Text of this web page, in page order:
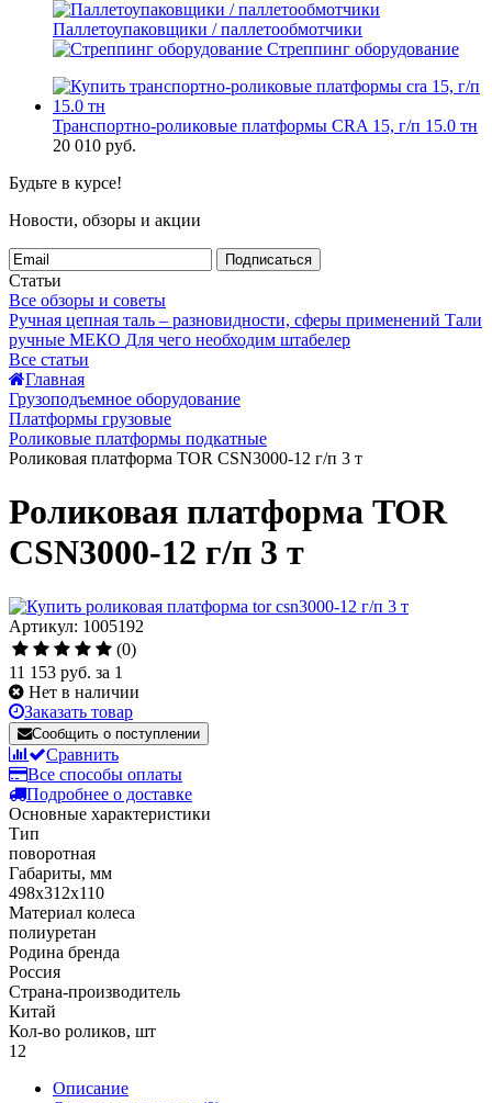
Паллетоупаковщики / паллетообмотчики
Стреппинг оборудование
Транспортно-роликовые платформы CRA 15, г/п 15.0 тн
20 010 руб.
Будьте в курсе!
Новости, обзоры и акции
Подписаться
Статьи
Все обзоры и советы
Ручная цепная таль – разновидности, сферы применений Тали
ручные МЕКО Для чего необходим штабелер
Все статьи
Главная
Грузоподъемное оборудование
Платформы грузовые
Роликовые платформы подкатные
Роликовая платформа TOR CSN3000-12 г/п 3 т
Роликовая платформа TOR
CSN3000-12 г/п 3 т
Артикул: 1005192
(0)
11 153 руб. за 1
Нет в наличии
Заказать товар
Сообщить о поступлении
Сравнить
Все способы оплаты
Подробнее о доставке
Основные характеристики
Тип
поворотная
Габариты, мм
498x312x110
Материал колеса
полиуретан
Родина бренда
Россия
Страна-производитель
Китай
Кол-во роликов, шт
12
Описание